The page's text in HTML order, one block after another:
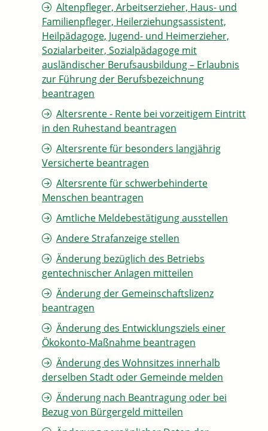
Altenpfleger, Arbeitserzieher, Haus- und
Familienpfleger, Heilerziehungsassistent,
Heilpädagoge, Jugend- und Heimerzieher,
Sozialarbeiter, Sozialpädagoge mit
ausländischer Berufsausbildung – Erlaubnis
zur Führung der Berufsbezeichnung
beantragen
Altersrente - Rente bei vorzeitigem Eintritt
in den Ruhestand beantragen
Altersrente für besonders langjährig
Versicherte beantragen
Altersrente für schwerbehinderte
Menschen beantragen
Amtliche Meldebestätigung ausstellen
Andere Strafanzeige stellen
Änderung bezüglich des Betriebs
gentechnischer Anlagen mitteilen
Änderung der Gemeinschaftslizenz
beantragen
Änderung des Entwicklungsziels einer
Ökokonto-Maßnahme beantragen
Änderung des Wohnsitzes innerhalb
derselben Stadt oder Gemeinde melden
Änderung nach Beantragung oder bei
Bezug von Bürgergeld mitteilen